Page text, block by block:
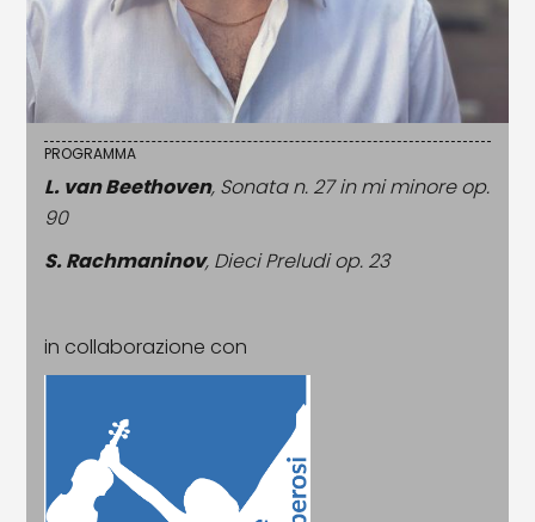
PROGRAMMA
L. van Beethoven, Sonata n. 27 in mi minore op.
90
S. Rachmaninov, Dieci Preludi op. 23
in collaborazione con